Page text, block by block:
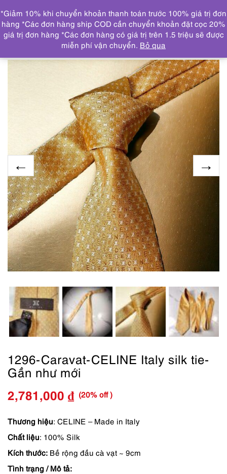
DANH MỤC
Trang chủ THƯƠNG HIỆU NỔI BẬT CELINE
1296-
Caravat-CELINE Italy silk tie-Gần như mới
1296-Caravat-CELINE Italy silk tie-
Gần như mới
Giá
gốc
là:
3,490,000 ₫.
2,781,000 ₫
Giá
hiện
tại
là:
(20% off )
Thương hiệu: CELINE – Made in Italy
Chất liệu: 100% Silk
Kích thước: Bề rộng đầu cà vạt ~ 9cm
Tình trạng / Mô tả:
*Giảm 10% khi chuyển khoản thanh toán trước 100% giá trị đơn
hàng *Các đơn hàng ship COD cần chuyển khoản đặt cọc 20%
giá trị đơn hàng *Các đơn hàng có giá trị trên 1.5 triệu sẽ được
miễn phí vận chuyển. Bỏ qua